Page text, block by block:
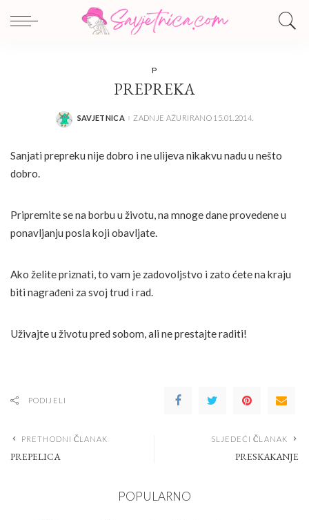
P
PREPREKA
POSTED
SAVJETNICA ZADNJE AŽURIRANO 15.01.2014.
Sanjati prepreku nije dobro i ne ulijeva nikakvu nadu u nešto
dobro.
Pripremite se na borbu u životu, na mnoge dane provedene u
ponavljanju posla koji obavljate.
Ako želite priznati, to vam je zadovoljstvo i zato ćete na kraju
biti nagrađeni za svoj trud i rad.
Uživajte u životu pred sobom, ali ne prestajte raditi!
PODIJELI
PRETHODNI ČLANAK
PREPELICA
SLJEDEĆI ČLANAK
PRESKAKANJE
POPULARNO